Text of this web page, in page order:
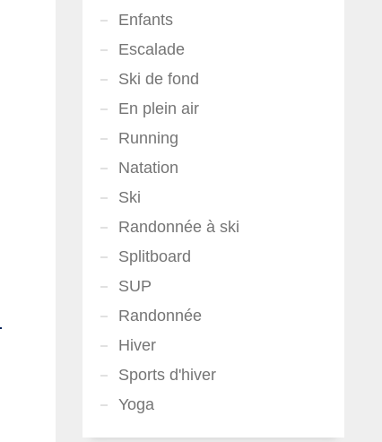
Enfants
Escalade
Ski de fond
En plein air
Running
Natation
Ski
Randonnée à ski
Splitboard
SUP
Randonnée
Hiver
Sports d'hiver
Yoga